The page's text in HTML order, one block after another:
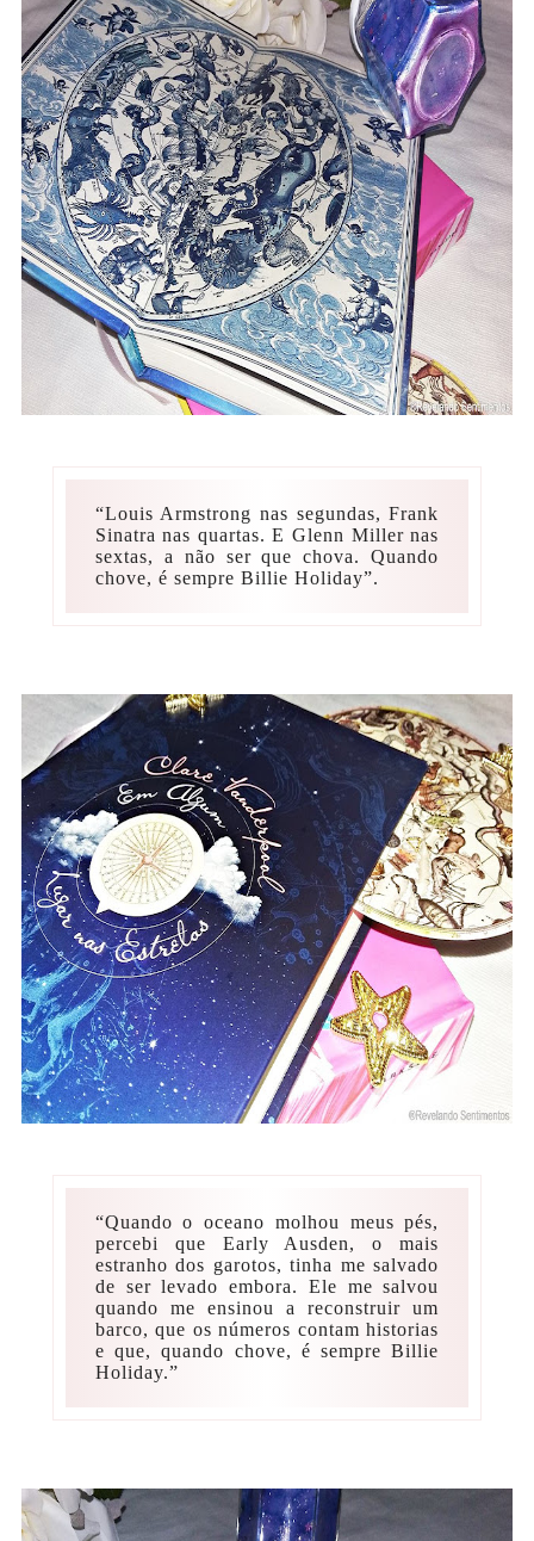
“Louis Armstrong nas segundas, Frank
Sinatra nas quartas. E Glenn Miller nas
sextas, a não ser que chova. Quando
chove, é sempre Billie Holiday”.
“Quando o oceano molhou meus pés,
percebi que Early Ausden, o mais
estranho dos garotos, tinha me salvado
de ser levado embora. Ele me salvou
quando me ensinou a reconstruir um
barco, que os números contam historias
e que, quando chove, é sempre Billie
Holiday.”